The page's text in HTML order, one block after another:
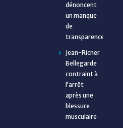
dénoncent
un manque
de
transparence
Jean-Ricner
Bellegarde
contraint à
l’arrêt
après une
blessure
musculaire